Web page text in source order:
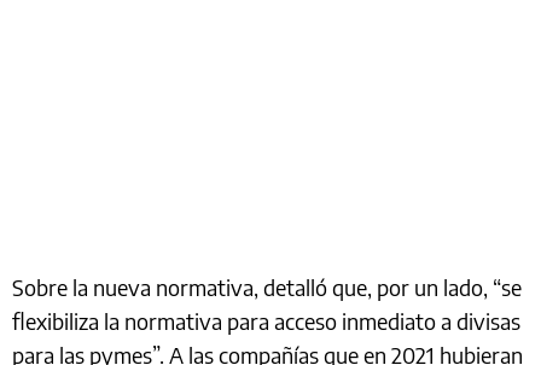
Sobre la nueva normativa, detalló que, por un lado, “se
flexibiliza la normativa para acceso inmediato a divisas
para las pymes”. A las compañías que en 2021 hubieran